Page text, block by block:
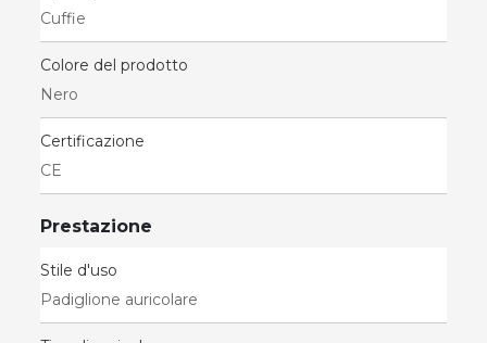
Cuffie
Colore del prodotto
Nero
Certificazione
CE
Prestazione
Stile d'uso
Padiglione auricolare